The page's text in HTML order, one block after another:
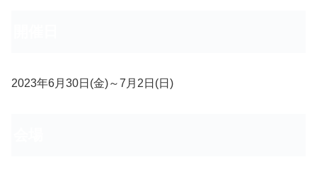
2023年6月30日(金)～7月2日(日)